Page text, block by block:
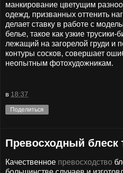
манкирование цветущим
одежд, призванных оттенить
делает ставку в работе с
белье, такое как узкие
лежащий на загорелой груди и
контуры сосков, совершает
неопытным фотохудожникам.
в 18:37
Поделиться
Превосходный блеск
Качественное превосходство